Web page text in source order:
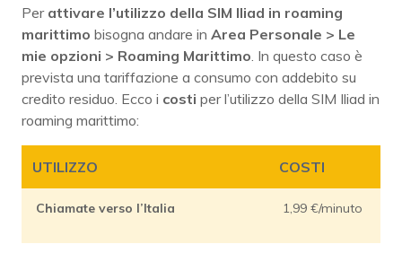
Per attivare l’utilizzo della SIM Iliad in roaming
marittimo bisogna andare in Area Personale > Le
mie opzioni > Roaming Marittimo . In questo caso è
prevista una tariffazione a consumo con addebito su
credito residuo. Ecco i costi per l’utilizzo della SIM Iliad in
roaming marittimo:
UTILIZZO COSTI
Chiamate verso l’Italia 1,99 €/minuto